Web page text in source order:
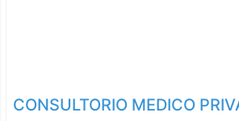
CONSULTORIO MEDICO